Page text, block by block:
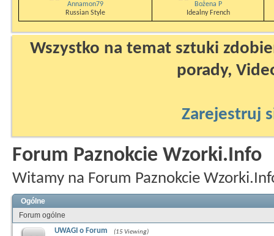
Annamon79
Russian Style
Bożena P
Idealny French
Wszystko na temat sztuki
porady,
Zarejestruj
Forum Paznokcie Wzorki.Info
Witamy na Forum Paznokcie
Ogólne
Forum ogólne
UWAGI o Forum
(15 Viewing)